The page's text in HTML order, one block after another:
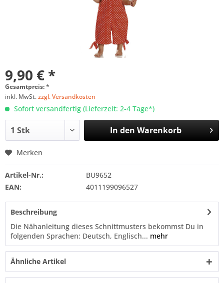
9,90 € *
Gesamtpreis:*
inkl. MwSt.zzgl. Versandkosten
Sofort versandfertig (Lieferzeit: 2-4 Tage*)
In den Warenkorb
Merken
Artikel-Nr.:
BU9652
EAN:
4011199096527
Beschreibung
Die Nähanleitung dieses Schnittmusters bekommst Du in
folgenden Sprachen: Deutsch, Englisch... mehr
Ähnliche Artikel